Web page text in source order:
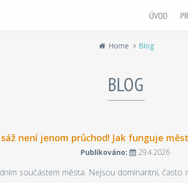
ÚVOD
Home Blog
BLOG
není jenom průchod! Jak funguje
Publikováno: 29.4.2026
součástem města. Nejsou dominantní,